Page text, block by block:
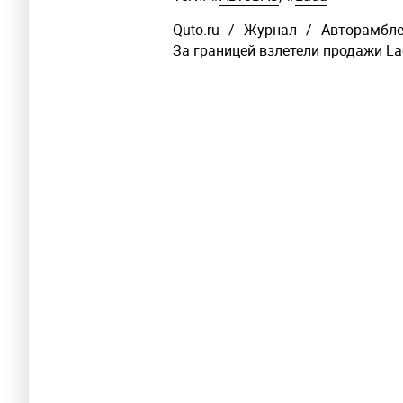
Quto.ru / Журнал /
За границей взлетели продажи